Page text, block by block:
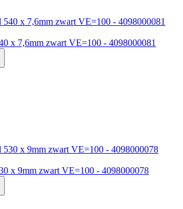
x 7,6mm zwart VE=100 - 4098000081
x 9mm zwart VE=100 - 4098000078